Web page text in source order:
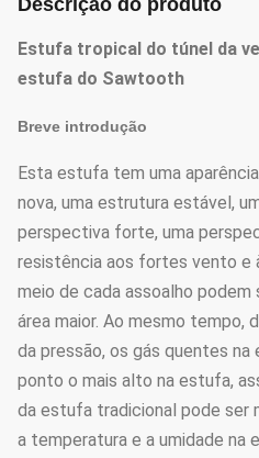
Descrição do produto
Estufa tropical do túnel da
estufa do Sawtooth
Breve introdução
Esta estufa tem uma
nova, uma estrutura estável,
perspectiva forte, uma
resistência aos fortes vento e
meio de cada assoalho podem
área maior. Ao mesmo tempo,
da pressão, os gás quentes
ponto o mais alto na estufa,
da estufa tradicional pode ser
a temperatura e a umidade na